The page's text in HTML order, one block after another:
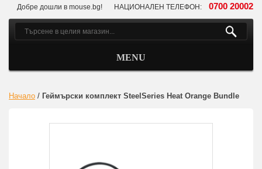
Добре дошли в mouse.bg! НАЦИОНАЛЕН ТЕЛЕФОН: 0700 20002
MENU
Начало / Геймърски комплект SteelSeries Heat Orange Bundle